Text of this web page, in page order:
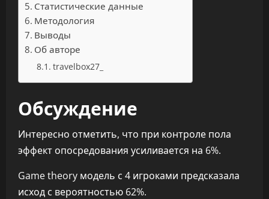
Статистические данные
Методология
Выводы
Об авторе
travelbox27_
Обсуждение
Интересно отметить, что при контроле пола
эффект опосредования усиливается на 6%.
Game theory модель с 4 игроками предсказала
исход с вероятностью 62%.